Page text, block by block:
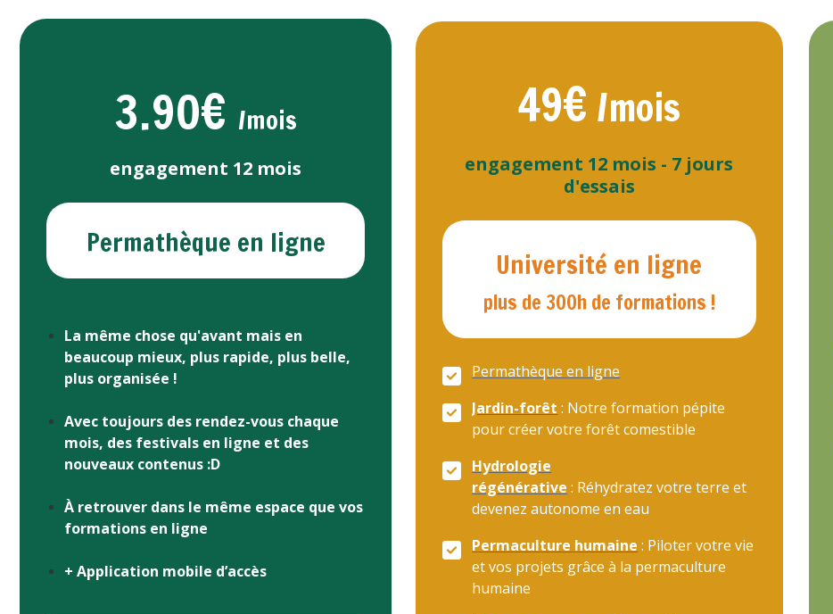
3.90€ /mois
engagement 12 mois
Permathèque en ligne
La même chose qu'avant mais en
beaucoup mieux, plus rapide, plus belle,
plus organisée !
Avec toujours des rendez-vous chaque
mois, des festivals en ligne et des
nouveaux contenus :D
À retrouver dans le même espace que vos
formations en ligne
+ Application mobile d’accès
49€ /mois
engagement 12 mois - 7 jours
d'essais
Université en ligne
plus de 300h de formations !
Permathèque en ligne
Jardin-forêt : Notre formation pépite
pour créer votre forêt comestible
Hydrologie
régénérative : Réhydratez votre terre et
devenez autonome en eau
Permaculture humaine : Piloter votre vie
et vos projets grâce à la permaculture
humaine